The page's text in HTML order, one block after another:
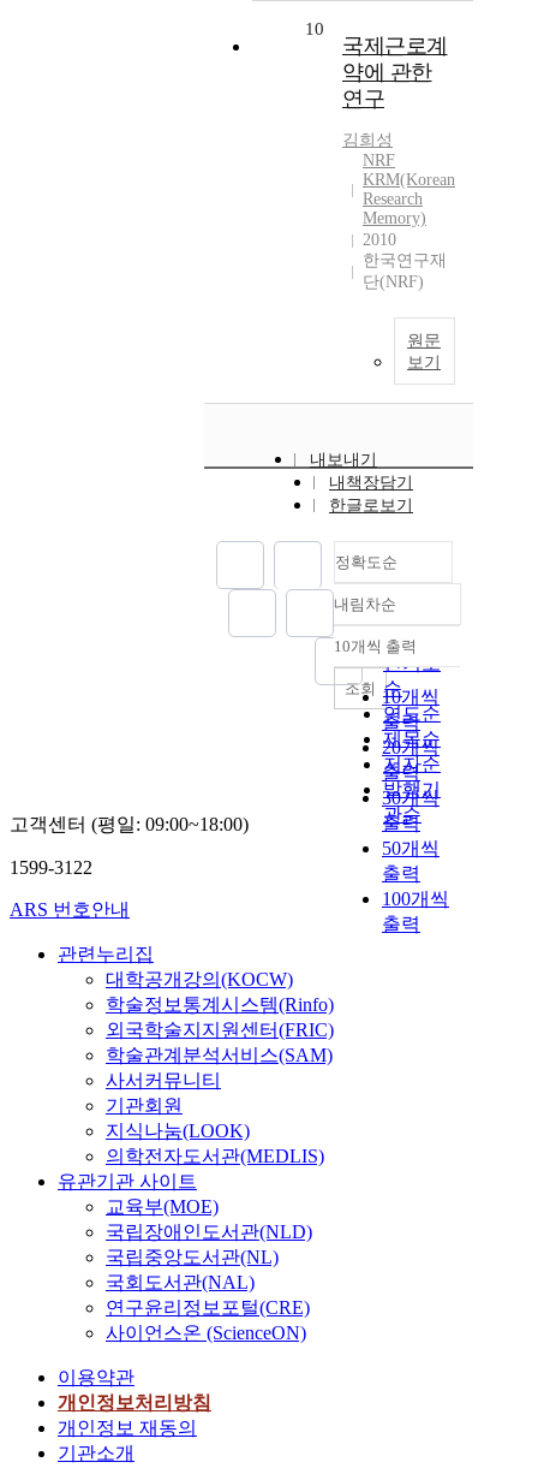
10
국제근로계
약에 관한
연구
김희성
NRF
KRM(Korean
Research
Memory)
2010
한국연구재
단(NRF)
원문
보기
내보내기
내책장담기
한글로보기
정확도순
정확도
순
인기도
순
연도순
제목순
저자순
발행기
관순
내림차순
내림차순
10개씩 출력
10개씩
출력
20개씩
출력
30개씩
출력
50개씩
출력
100개씩
출력
조회
고객센터 (평일: 09:00~18:00)
1599-3122
ARS 번호안내
관련누리집
대학공개강의(KOCW)
학술정보통계시스템(Rinfo)
외국학술지지원센터(FRIC)
학술관계분석서비스(SAM)
사서커뮤니티
기관회원
지식나눔(LOOK)
의학전자도서관(MEDLIS)
유관기관 사이트
교육부(MOE)
국립장애인도서관(NLD)
국립중앙도서관(NL)
국회도서관(NAL)
연구윤리정보포털(CRE)
사이언스온 (ScienceON)
이용약관
개인정보처리방침
개인정보 재동의
기관소개